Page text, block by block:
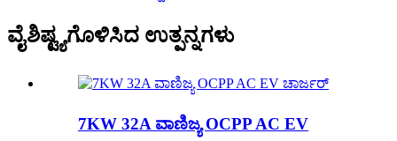
ವೈಶಿಷ್ಟ್ಯಗೊಳಿಸಿದ ಉತ್ಪನ್ನಗಳು
7KW 32A ವಾಣಿಜ್ಯ OCPP AC EV